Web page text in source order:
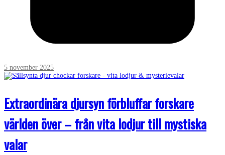
5 november 2025
Extraordinära djursyn förbluffar forskare
världen över – från vita lodjur till mystiska
valar